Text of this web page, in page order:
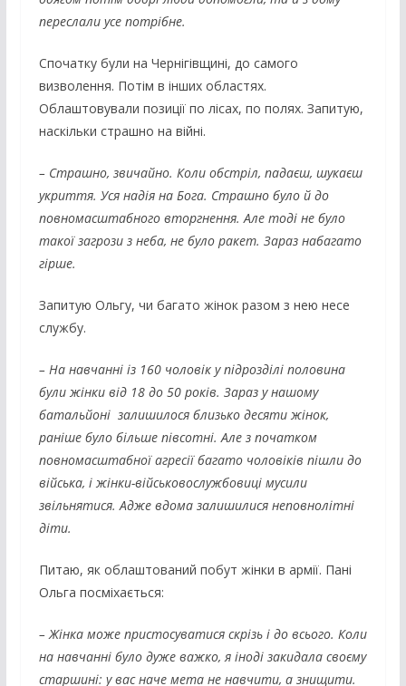
переслали усе потрібне.
Спочатку були на Чернігівщині, до самого
визволення. Потім в інших областях.
Облаштовували позиції по лісах, по полях. Запитую,
наскільки страшно на війні.
– Страшно, звичайно. Коли обстріл, падаєш, шукаєш
укриття. Уся надія на Бога. Страшно було й до
повномасштабного вторгнення. Але тоді не було
такої загрози з неба, не було ракет. Зараз набагато
гірше.
Запитую Ольгу, чи багато жінок разом з нею несе
службу.
– На навчанні із 160 чоловік у підрозділі половина
були жінки від 18 до 50 років. Зараз у нашому
батальйоні залишилося близько десяти жінок,
раніше було більше півсотні. Але з початком
повномасштабної агресії багато чоловіків пішли до
війська, і жінки-військовослужбовиці мусили
звільнятися. Адже вдома залишилися неповнолітні
діти.
Питаю, як облаштований побут жінки в армії. Пані
Ольга посміхається:
– Жінка може пристосуватися скрізь і до всього. Коли
на навчанні було дуже важко, я іноді закидала своєму
старшині: у вас наче мета не навчити, а знищити.